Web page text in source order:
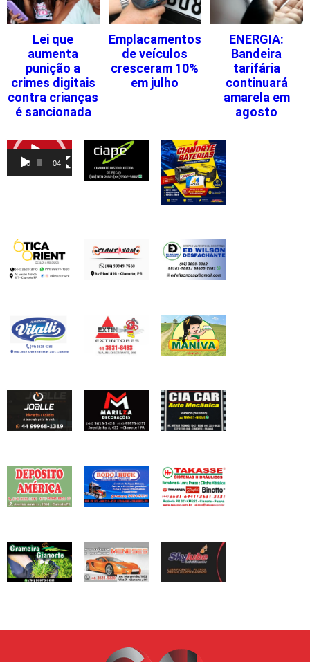
Lei que
aumenta
punição a
crimes digitais
contra crianças
é sancionada
Emplacamentos
de veículos
cresceram 10%
em julho
ENERGIA:
Bandeira
tarifária
continuará
amarela em
agosto
Tocador
vídeo
00:00 04:46